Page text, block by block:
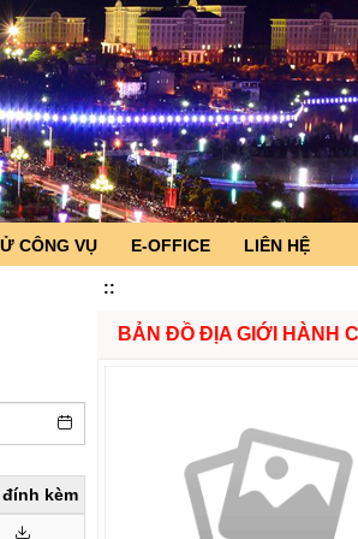
CÔNG VỤ E-OFFICE LIÊN HỆ
::
kèm
BẢN ĐỒ ĐỊA GIỚI HÀNH